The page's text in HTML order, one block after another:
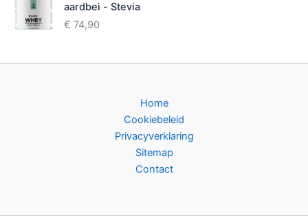
aardbei - Stevia
€ 74,90
Home
Cookiebeleid
Privacyverklaring
Sitemap
Contact